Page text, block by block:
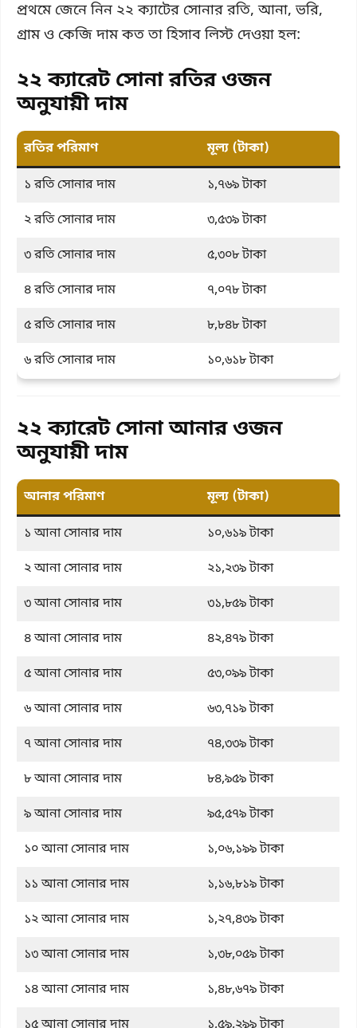
প্রথমে জেনে নিন ২২ ক্যাটের সোনার রতি, আনা, ভরি,
গ্রাম ও কেজি দাম কত তা হিসাব লিস্ট দেওয়া হল:
২২ ক্যারেট সোনা রতির ওজন
অনুযায়ী দাম
রতির পরিমাণ মূল্য (টাকা)
১ রতি সোনার দাম
১,৭৬৯ টাকা
২ রতি সোনার দাম
৩,৫৩৯ টাকা
৩ রতি সোনার দাম
৫,৩০৮ টাকা
৪ রতি সোনার দাম
৭,০৭৮ টাকা
৫ রতি সোনার দাম
৮,৮৪৮ টাকা
৬ রতি সোনার দাম
১০,৬১৮ টাকা
২২ ক্যারেট সোনা আনার ওজন
অনুযায়ী দাম
আনার পরিমাণ মূল্য (টাকা)
১ আনা সোনার দাম
১০,৬১৯ টাকা
২ আনা সোনার দাম
২১,২৩৯ টাকা
৩ আনা সোনার দাম
৩১,৮৫৯ টাকা
৪ আনা সোনার দাম
৪২,৪৭৯ টাকা
৫ আনা সোনার দাম
৫৩,০৯৯ টাকা
৬ আনা সোনার দাম
৬৩,৭১৯ টাকা
৭ আনা সোনার দাম
৭৪,৩৩৯ টাকা
৮ আনা সোনার দাম
৮৪,৯৫৯ টাকা
৯ আনা সোনার দাম
৯৫,৫৭৯ টাকা
১০ আনা সোনার দাম
১,০৬,১৯৯ টাকা
১১ আনা সোনার দাম
১,১৬,৮১৯ টাকা
১২ আনা সোনার দাম
১,২৭,৪৩৯ টাকা
১৩ আনা সোনার দাম
১,৩৮,০৫৯ টাকা
১৪ আনা সোনার দাম
১,৪৮,৬৭৯ টাকা